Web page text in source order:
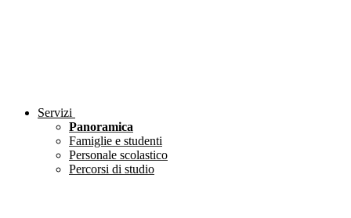
Servizi
Panoramica
Famiglie e studenti
Personale scolastico
Percorsi di studio